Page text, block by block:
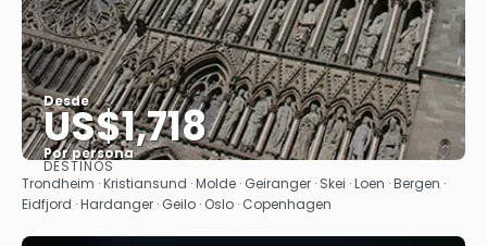
Desde
US$1,718
Por persona
Ver
DESTINOS
Trondheim · Kristiansund · Molde · Geiranger · Skei · Loen · Bergen ·
Eidfjord · Hardanger · Geilo · Oslo · Copenhagen